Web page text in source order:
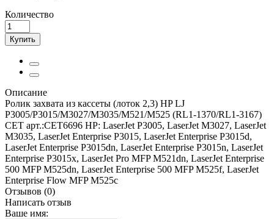
Количество
Купить
Описание
Ролик захвата из кассеты (лоток 2,3) HP LJ
P3005/P3015/M3027/M3035/M521/M525 (RL1-1370/RL1-3167)
CET арт.:CET6696 HP: LaserJet P3005, LaserJet M3027, LaserJet
M3035, LaserJet Enterprise P3015, LaserJet Enterprise P3015d,
LaserJet Enterprise P3015dn, LaserJet Enterprise P3015n, LaserJet
Enterprise P3015x, LaserJet Pro MFP M521dn, LaserJet Enterprise
500 MFP M525dn, LaserJet Enterprise 500 MFP M525f, LaserJet
Enterprise Flow MFP M525c
Отзывов (0)
Написать отзыв
Ваше имя: